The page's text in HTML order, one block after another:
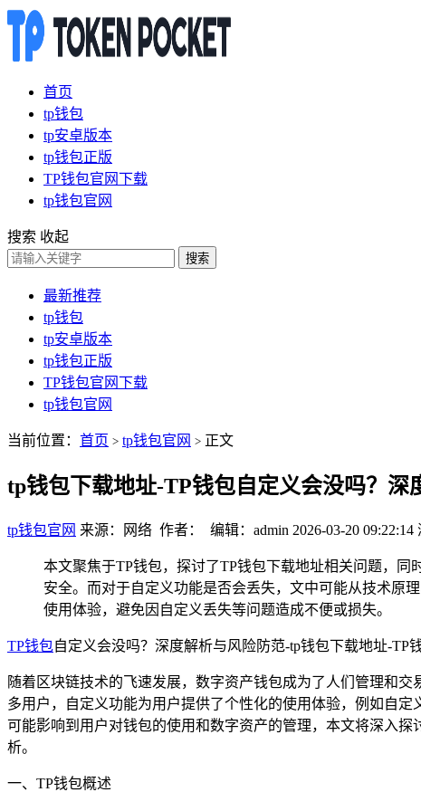
首页
tp钱包
tp安卓版本
tp钱包正版
TP钱包官网下载
tp钱包官网
搜索 收起
搜索
最新推荐
tp钱包
tp安卓版本
tp钱包正版
TP钱包官网下载
tp钱包官网
当前位置： 首页 > tp钱包官网 > 正文
tp钱包下载地址-TP钱包自定义会没吗？深
tp钱包官网 来源：网络 作者： 编辑：admin 2026-03-20 09:22:14
本文聚焦于TP钱包，探讨了TP钱包下载地址相关问题，同
安全。而对于自定义功能是否会丢失，文中可能从技术原
使用体验，避免因自定义丢失等问题造成不便或损失。
TP钱包自定义会没吗？深度解析与风险防范-tp钱包下载地址-TP
随着区块链技术的飞速发展，数字资产钱包成为了人们管理和
多用户，自定义功能为用户提供了个性化的使用体验，例如自
可能影响到用户对钱包的使用和数字资产的管理，本文将深入
析。
一、TP钱包概述